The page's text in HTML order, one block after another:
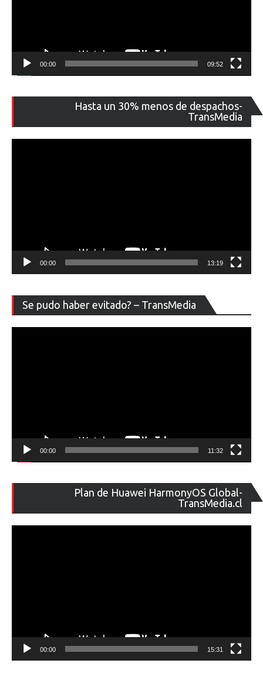
00:00 09:52
Hasta un 30% menos de despachos-
TransMedia
de
00:00 13:19
Se pudo haber evitado? – TransMedia
de
00:00 11:32
Plan de Huawei HarmonyOS Global-
TransMedia.cl
de
00:00 15:31